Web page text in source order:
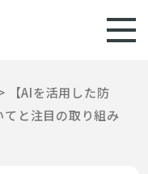
【AIを活用した防
と注目の取り組み